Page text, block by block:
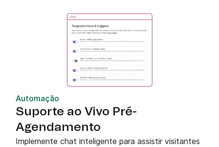
Automação
Suporte ao Vivo Pré-
Agendamento
Implemente chat inteligente para assistir visitantes